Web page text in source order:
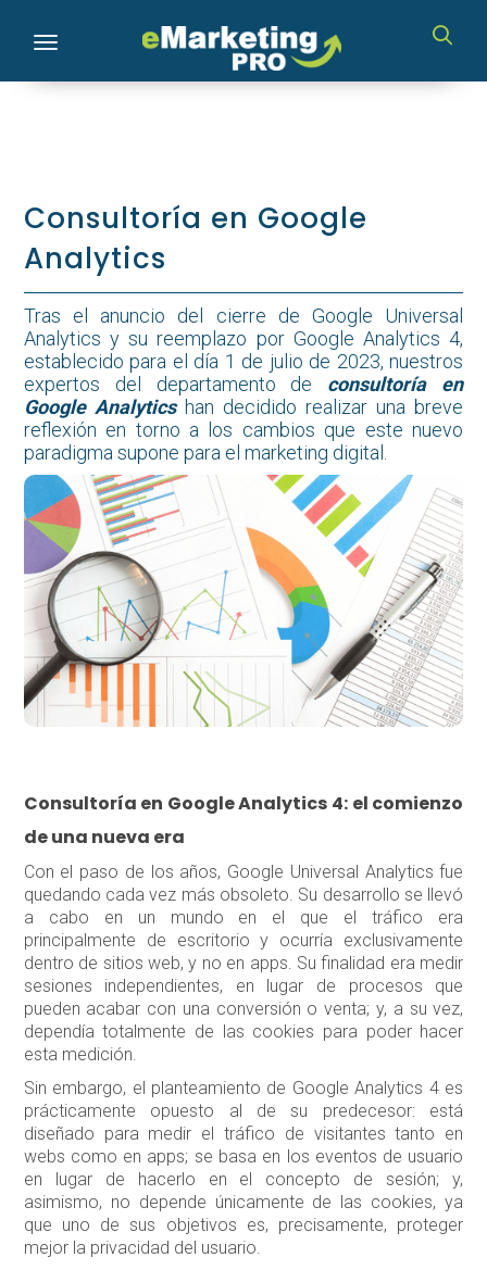
Toggle navigation
Consultoría en Google
Analytics
Tras el anuncio del cierre de Google Universal
Analytics y su reemplazo por Google Analytics 4,
establecido para el día 1 de julio de 2023, nuestros
expertos del departamento de consultoría en
Google Analyticshan decidido realizar una breve
reflexión en torno a los cambios que este nuevo
paradigma supone para el marketing digital.
Consultoría en Google Analytics 4: el comienzo
de una nueva era
Con el paso de los años, Google Universal Analytics fue
quedando cada vez más obsoleto. Su desarrollo se llevó
a cabo en un mundo en el que el tráfico era
principalmente de escritorio y ocurría exclusivamente
dentro de sitios web, y no en apps. Su finalidad era medir
sesiones independientes, en lugar de procesos que
pueden acabar con una conversión o venta; y, a su vez,
dependía totalmente de las cookies para poder hacer
esta medición.
Sin embargo, el planteamiento de Google Analytics 4 es
prácticamente opuesto al de su predecesor: está
diseñado para medir el tráfico de visitantes tanto en
webs como en apps; se basa en los eventos de usuario
en lugar de hacerlo en el concepto de sesión; y,
asimismo, no depende únicamente de las cookies, ya
que uno de sus objetivos es, precisamente, proteger
mejor la privacidad del usuario.